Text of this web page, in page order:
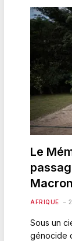
Le
Macron
AFRIQUE
Sous un
génocide